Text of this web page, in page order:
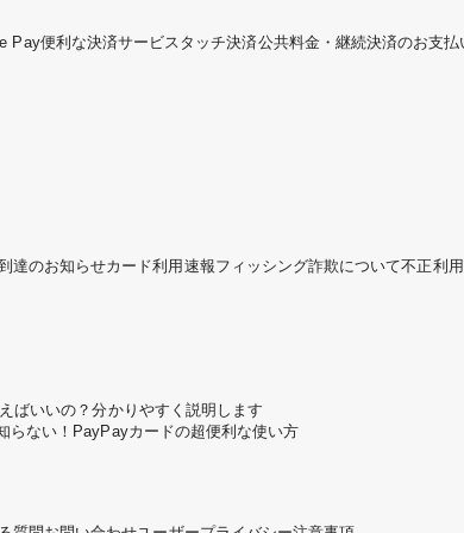
Pay便利な決済サービスタッチ決済公共料金・継続決済のお支払
達のお知らせカード利用速報フィッシング詐欺について不正利
ばいいの？分かりやすく説明します
らない！PayPayカードの超便利な使い方